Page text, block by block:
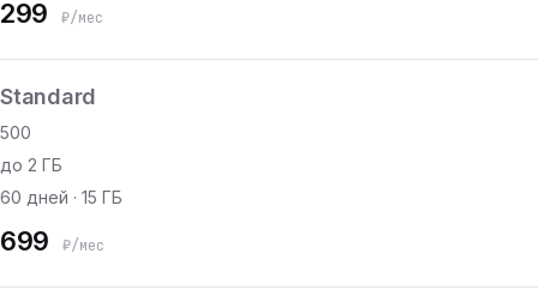
299 ₽/мес
Standard
500
до 2 ГБ
60 дней · 15 ГБ
699 ₽/мес